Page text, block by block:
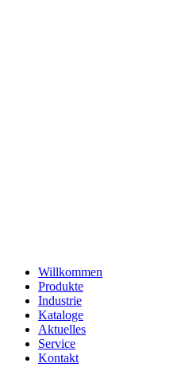
Willkommen
Produkte
Industrie
Kataloge
Aktuelles
Service
Kontakt